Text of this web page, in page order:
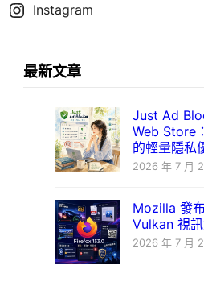
Instagram
最新文章
Just Ad
Web Store
的輕量隱私
2026 年 7 月
Mozilla 發
Vulkan 視
2026 年 7 月